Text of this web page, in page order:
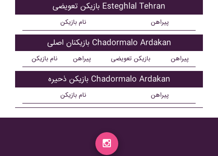
بازیکن تعویضی Esteghlal Tehran
نام بازیکن پیراهن
بازیکنان اصلی Chadormalo Ardakan
نام بازیکن پیراهن بازیکن تعویضی پیراهن
بازیکن ذحیره Chadormalo Ardakan
نام بازیکن پیراهن